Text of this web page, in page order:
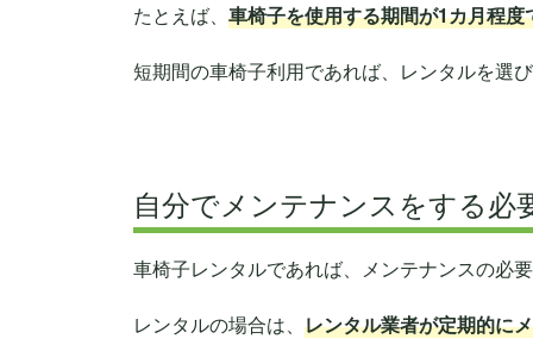
たとえば、 車椅子を使用する期間が1カ月程
短期間の車椅子利用であれば、レンタルを選
自分でメンテナンスをする必
車椅子レンタルであれば、メンテナンスの必
レンタルの場合は、 レンタル業者が定期的に